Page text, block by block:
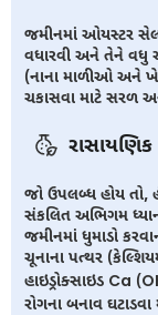
જમીનમાં ઓયસ્ટર
વધારવી અને તેને વધુ
(નાના માળીઓ અને
ચકાસવા માટે સરળ
રાસાયણિક
જો ઉપલબ્ધ હોય તો,
સંકલિત અભિગમ
જમીનમાં ધુમાડો
ચૂનાના પત્થર
હાઇડ્રોક્સાઇડ Ca
રોગના બનાવ